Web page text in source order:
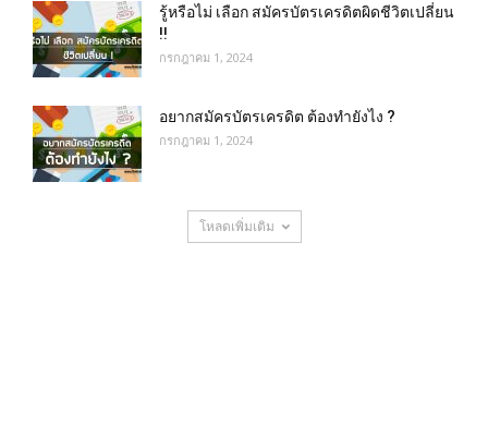
รู้หรือไม่ เลือก สมัครบัตรเครดิตผิดชีวิตเปลี่ยน
!!
กรกฎาคม 1, 2024
อยากสมัครบัตรเครดิต ต้องทำยังไง ?
กรกฎาคม 1, 2024
โหลดเพิ่มเติม